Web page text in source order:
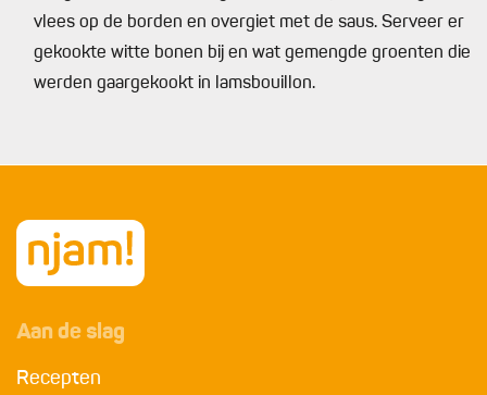
vlees op de borden en overgiet met de saus. Serveer er
gekookte witte bonen bij en wat gemengde groenten die
werden gaargekookt in lamsbouillon.
Aan de slag
Recepten